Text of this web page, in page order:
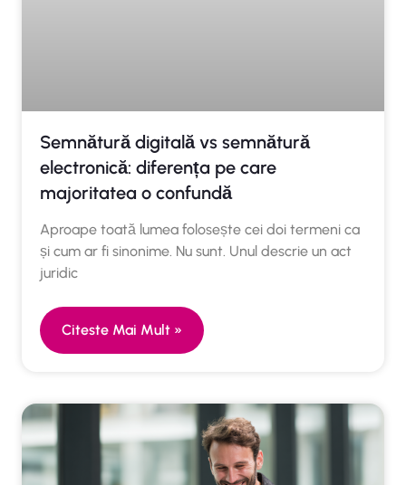
Semnătură digitală vs semnătură
electronică: diferența pe care
majoritatea o confundă
Aproape toată lumea folosește cei doi termeni ca
și cum ar fi sinonime. Nu sunt. Unul descrie un act
juridic
Citeste Mai Mult »